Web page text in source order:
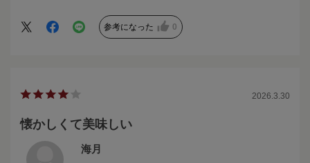
近所の自慢焼きは冷めても美味しいのですが。
参考になった 0
2026.3.30
懐かしくて美味しい
海月